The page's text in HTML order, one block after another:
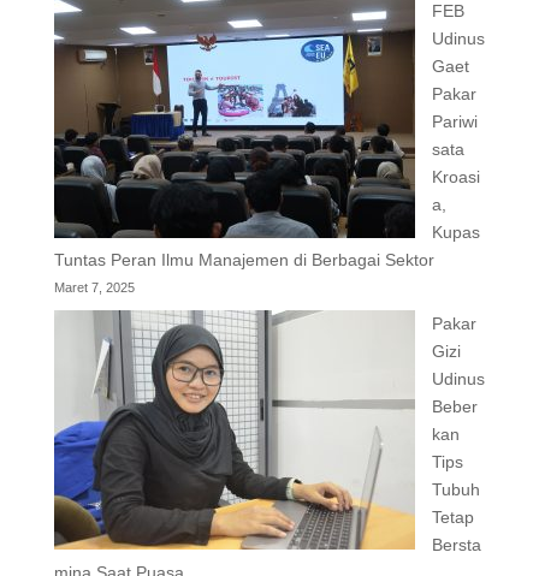
FEB
Udinus
Gaet
Pakar
Pariwi
sata
Kroasi
a,
Kupas
Tuntas Peran Ilmu Manajemen di Berbagai Sektor
Maret 7, 2025
Pakar
Gizi
Udinus
Beber
kan
Tips
Tubuh
Tetap
Bersta